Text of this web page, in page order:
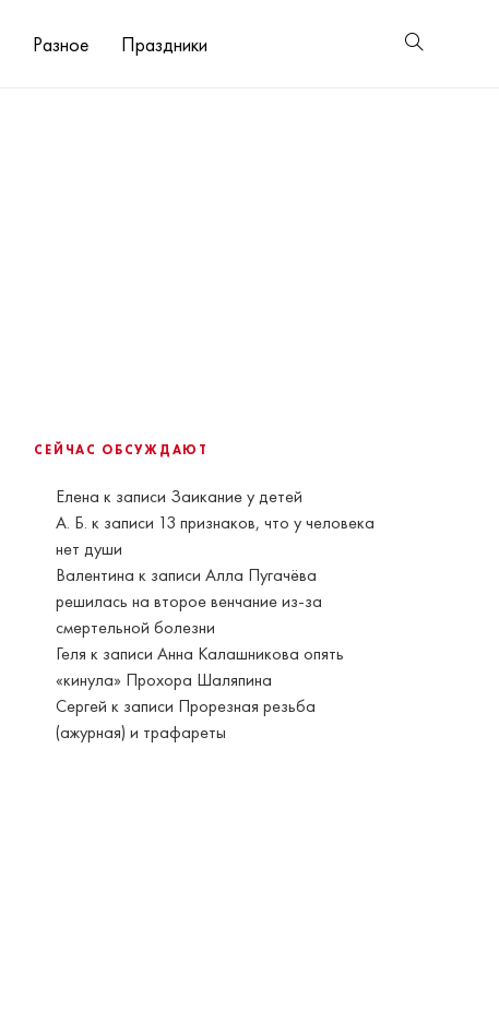
Разное Праздники
СЕЙЧАС ОБСУЖДАЮТ
Елена к записи Заикание у детей
А. Б. к записи 13 признаков, что у человека
нет души
Валентина к записиАлла Пугачёва
решилась на второе венчание из-за
смертельной болезни
Геля к записиАнна Калашникова опять
«кинула» Прохора Шаляпина
Сергей к записи Прорезная резьба
(ажурная) и трафареты